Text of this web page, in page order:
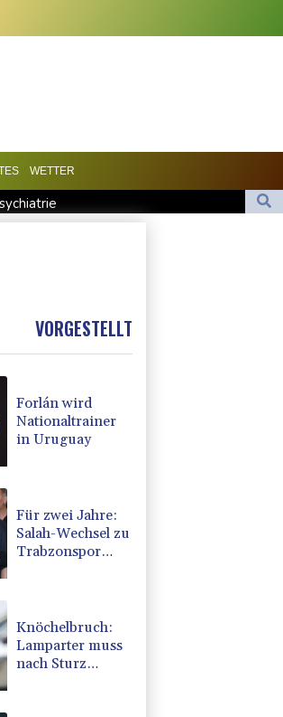
WETTER
Kurs"
VORGESTELLT
Forlán wird
Nationaltrainer
in Uruguay
Für zwei Jahre:
Salah-Wechsel zu
Trabzonspor
Knöchelbruch:
Lamparter muss
nach Sturz